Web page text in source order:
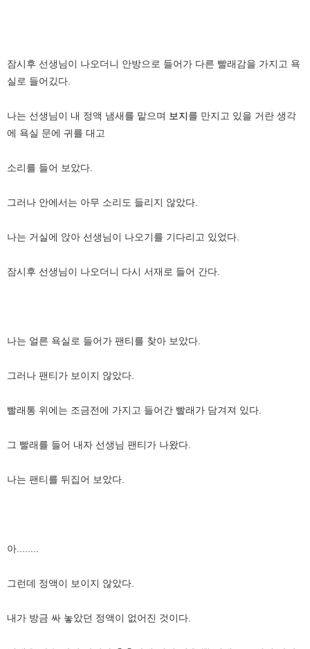
잠시후 선생님이 나오더니 안방으로 들어가 다른 빨래감을 가지고 욕
실로 들어깄다.
나는 선생님이 내 정액 냄새를 맡으며 보지를 만지고 있을 거란 생각
에 욕실 문에 귀를 대고
소리를 들어 보았다.
그러나 안에서는 아무 소리도 들리지 않았다.
나는 거실에 앉아 선생님이 나오기를 기다리고 있었다.
잠시후 선생님이 나오더니 다시 서재로 들어 간다.
나는 얼른 욕실로 들어가 팬티를 찾아 보았다.
그러나 팬티가 보이지 않았다.
빨래통 위에는 조금전에 가지고 들어간 빨래가 담겨져 있다.
그 빨래를 들어 내자 선생님 팬티가 나왔다.
나는 팬티를 뒤집어 보았다.
아........
그런데 정액이 보이지 않았다.
내가 방금 싸 놓았던 정액이 없어진 것이다.